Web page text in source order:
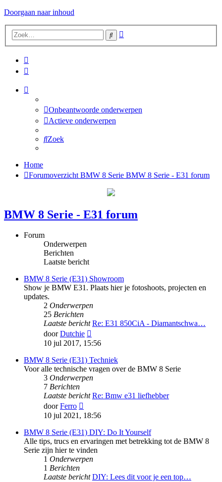
Doorgaan naar inhoud
Zoek
Onbeantwoorde onderwerpen
Actieve onderwerpen
Zoek
Home
Forumoverzicht BMW 8 Serie BMW 8 Serie - E31 forum
BMW 8 Serie - E31 forum
Forum
Onderwerpen
Berichten
Laatste bericht
BMW 8 Serie (E31) Showroom
Show je BMW E31. Plaats hier je fotoshoots, projecten en
updates.
2 Onderwerpen
25 Berichten
Laatste bericht Re: E31 850CiA - Diamantschwa…
doorDutchie
laatste
10 jul 2017, 15:56
BMW 8 Serie (E31) Techniek
Voor alle technische vragen over de BMW 8 Serie
3 Onderwerpen
7 Berichten
Laatste bericht Re: Bmw e31 liefhebber
doorFerro
laatste
10 jul 2021, 18:56
BMW 8 Serie (E31) DIY: Do It Yourself
Alle tips, trucs en ervaringen met betrekking tot de BMW 8
Serie zijn hier te vinden
1 Onderwerpen
1 Berichten
Laatste bericht DIY: Lees dit voor je een top…